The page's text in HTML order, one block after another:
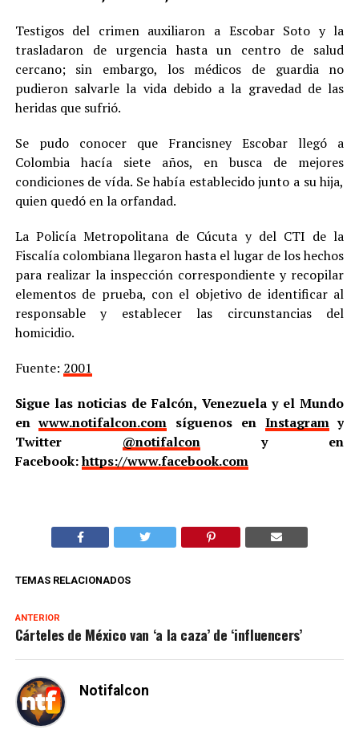
Testigos del crimen auxiliaron a Escobar Soto y la
trasladaron de urgencia hasta un centro de salud
cercano; sin embargo, los médicos de guardia no
pudieron salvarle la vida debido a la gravedad de las
heridas que sufrió.
Se pudo conocer que Francisney Escobar llegó a
Colombia hacía siete años, en busca de mejores
condiciones de vída. Se había establecido junto a su hija,
quien quedó en la orfandad.
La Policía Metropolitana de Cúcuta y del CTI de la
Fiscalía colombiana llegaron hasta el lugar de los hechos
para realizar la inspección correspondiente y recopilar
elementos de prueba, con el objetivo de identificar al
responsable y establecer las circunstancias del
homicidio.
Fuente: 2001
Sigue las noticias de Falcón, Venezuela y el Mundo
enwww.notifalcon.com síguenos en Instagramy
Twitter @notifalcony en
Facebook:https://www.facebook.com
TEMAS RELACIONADOS
ANTERIOR
Cárteles de México van ‘a la caza’ de ‘influencers’
Notifalcon